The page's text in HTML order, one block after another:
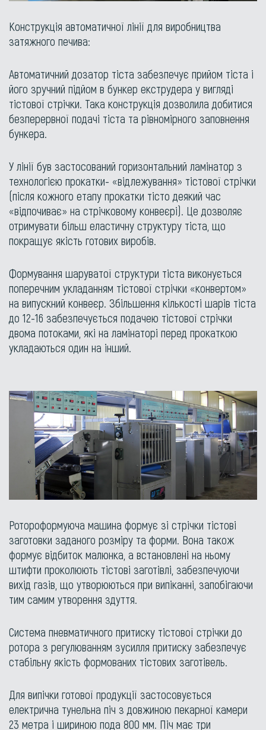
Конструкція автоматичної лінії для виробництва
затяжного печива:
Автоматичний дозатор тіста забезпечує прийом тіста і
його зручний підйом в бункер екструдера у вигляді
тістової стрічки. Така конструкція дозволила добитися
безперервної подачі тіста та рівномірного заповнення
бункера.
У лінії був застосований горизонтальний ламінатор з
технологією прокатки- «відлежування» тістової стрічки
(після кожного етапу прокатки тісто деякий час
«відпочиває» на стрічковому конвеєрі). Це дозволяє
отримувати більш еластичну структуру тіста, що
покращує якість готових виробів.
Формування шаруватої структури тіста виконується
поперечним укладанням тістової стрічки «конвертом»
на випускний конвеєр. Збільшення кількості шарів тіста
до 12-16 забезпечується подачею тістової стрічки
двома потоками, які на ламінаторі перед прокаткою
укладаються один на інший.
Ротороформуюча машина формує зі стрічки тістові
заготовки заданого розміру та форми. Вона також
формує відбиток малюнка, а встановлені на ньому
штифти проколюють тістові заготівлі, забезпечуючи
вихід газів, що утворюються при випіканні, запобігаючи
тим самим утворення здуття.
Система пневматичного притиску тістової стрічки до
ротора з регулюванням зусилля притиску забезпечує
стабільну якість формованих тістових заготівель.
Для випічки готової продукції застосовується
електрична тунельна піч з довжиною пекарної камери
23 метра і шириною пода 800 мм. Піч має три